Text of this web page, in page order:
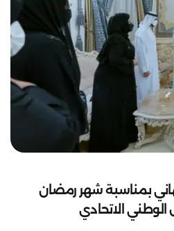
بمناسبة شهر رمضان
الاتحادي